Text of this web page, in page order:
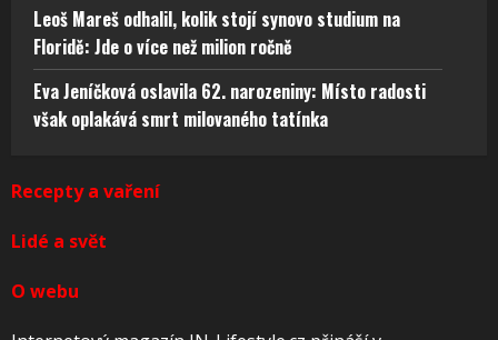
Leoš Mareš odhalil, kolik stojí synovo studium na
Floridě: Jde o více než milion ročně
Eva Jeníčková oslavila 62. narozeniny: Místo radosti
však oplakává smrt milovaného tatínka
Recepty a vaření
Lidé a svět
O webu